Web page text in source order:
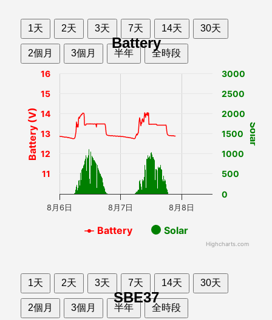
1天 2天 3天 7天 14天 30天
2個月 3個月 半年 全時段
Battery
Battery (V) Solar
Battery Solar
8月6日 8月7日 8月8日
11
12
13
14
15
16
0
500
1000
1500
2000
2500
3000
Highcharts.com
1天 2天 3天 7天 14天 30天
2個月 3個月 半年 全時段
SBE37